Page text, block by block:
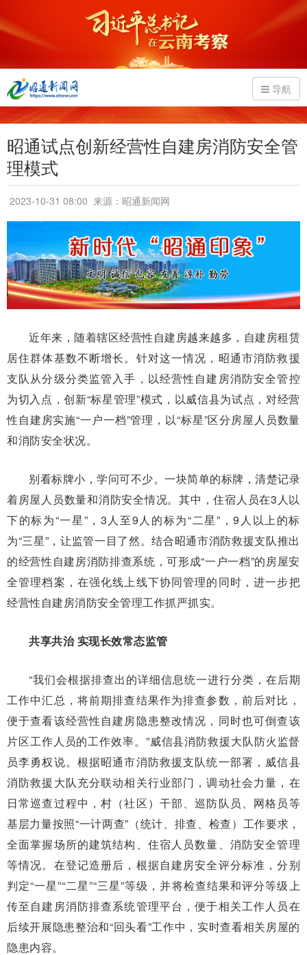
导航
昭通试点创新经营性自建房消防安全管
理模式
2023-10-31 08:00 来源：昭通新闻网
近年来，随着辖区经营性自建房越来越多，自建房租赁
居住群体基数不断增长。针对这一情况，昭通市消防救援
支队从分级分类监管入手，以经营性自建房消防安全管控
为切入点，创新“标星管理”模式，以威信县为试点，对经营
性自建房实施“一户一档”管理，以“标星”区分房屋人员数量
和消防安全状况。
别看标牌小，学问可不少。一块简单的标牌，清楚记录
着房屋人员数量和消防安全情况。其中，住宿人员在3人以
下的标为“一星”，3人至9人的标为“二星”，9人以上的标
为“三星”，让监管一目了然。结合昭通市消防救援支队推出
的经营性自建房消防排查系统，可形成“一户一档”的房屋安
全管理档案，在强化线上线下协同管理的同时，进一步把
经营性自建房消防安全管理工作抓严抓实。
共享共治 实现长效常态监管
“我们会根据排查出的详细信息统一进行分类，在后期
工作中汇总，将前期排查结果作为排查参数，前后对比，
便于查看该经营性自建房隐患整改情况，同时也可倒查该
片区工作人员的工作效率。”威信县消防救援大队防火监督
员李勇权说。根据昭通市消防救援支队统一部署，威信县
消防救援大队充分联动相关行业部门，调动社会力量，在
日常巡查过程中，村（社区）干部、巡防队员、网格员等
基层力量按照“一计两查”（统计、排查、检查）工作要求，
全面掌握场所的建筑结构、住宿人员数量、消防安全管理
等情况。在登记造册后，根据自建房安全评分标准，分别
判定“一星”“二星”“三星”等级，并将检查结果和评分等级上
传至自建房消防排查系统管理平台，便于相关工作人员在
后续开展隐患整治和“回头看”工作中，实时查看相关房屋的
隐患内容。